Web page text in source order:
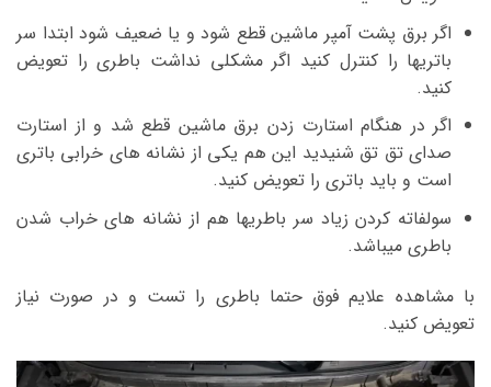
اگر برق پشت آمپر ماشین قطع شود و یا ضعیف شود ابتدا سر
باتریها را کنترل کنید اگر مشکلی نداشت باطری را تعویض
کنید.
اگر در هنگام استارت زدن برق ماشین قطع شد و از استارت
صدای تق تق شنیدید این هم یکی از نشانه های خرابی باتری
است و باید باتری را تعویض کنید.
سولفاته کردن زیاد سر باطریها هم از نشانه های خراب شدن
باطری میباشد.
با مشاهده علایم فوق حتما باطری را تست و در صورت نیاز
تعویض کنید.